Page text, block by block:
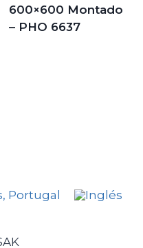
600×600 Montado
– PHO 6637